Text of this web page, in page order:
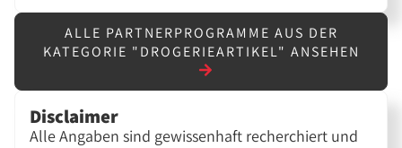
ALLE PARTNERPROGRAMME AUS DER
KATEGORIE "DROGERIEARTIKEL" ANSEHEN
Disclaimer
Alle Angaben sind gewissenhaft recherchiert und